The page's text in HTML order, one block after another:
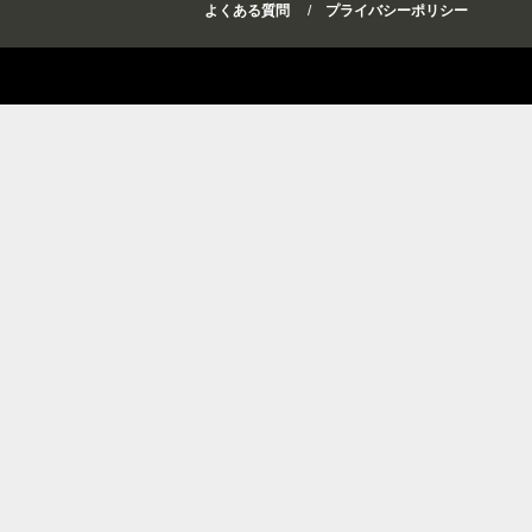
よくある質問 プライバシーポリシー